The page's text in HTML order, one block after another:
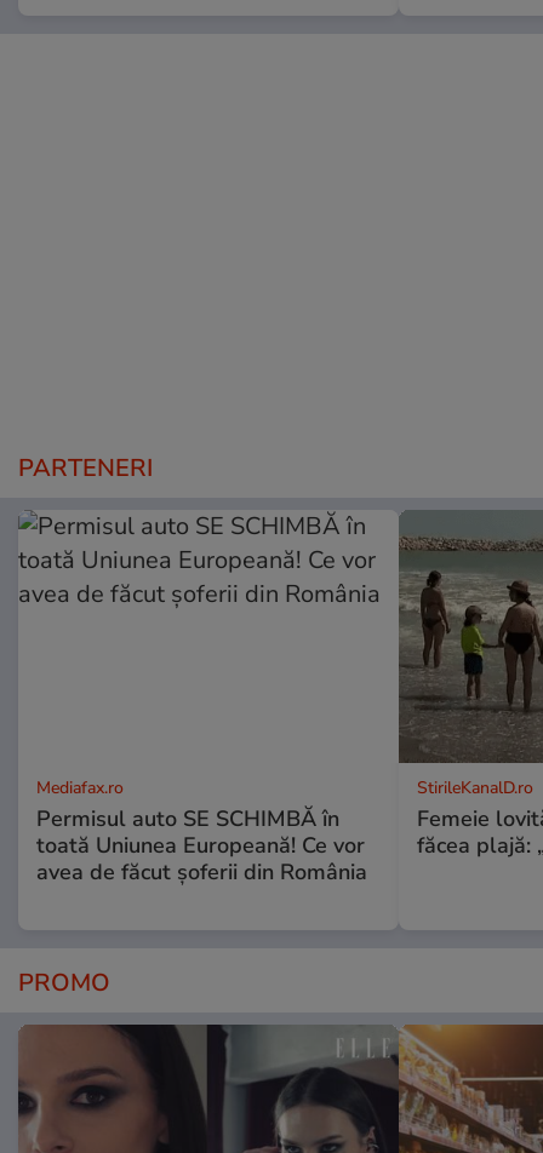
PARTENERI
Mediafax.ro
Permisul auto SE SCHIMBĂ în
toată Uniunea Europeană! Ce vor
avea de făcut șoferii din România
StirileKanalD.ro
Femeie
făcea plajă:
PROMO